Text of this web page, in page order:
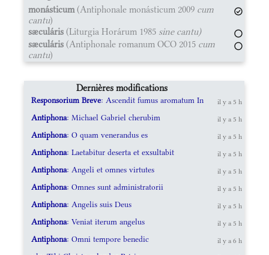
monásticum(Antiphonale monásticum 2009 cum
cantu)
sæculáris (Liturgia Horárum 1985 sine cantu)
sæculáris (Antiphonale romanum OCO 2015 cum
cantu)
Dernières modifications
Responsorium Breve: Ascendit fumus aromatum In il y a 5 h
Antiphona: Michael Gabriel cherubim il y a 5 h
Antiphona: O quam venerandus es il y a 5 h
Antiphona: Laetabitur deserta et exsultabit il y a 5 h
Antiphona: Angeli et omnes virtutes il y a 5 h
Antiphona: Omnes sunt administratorii il y a 5 h
Antiphona: Angelis suis Deus il y a 5 h
Antiphona: Veniat iterum angelus il y a 5 h
Antiphona: Omni tempore benedic il y a 6 h